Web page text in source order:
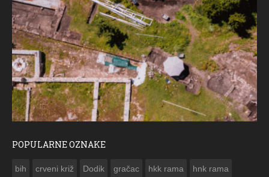
POPULARNE OZNAKE
bih crveni križ Dodik gračac hkk rama hnk rama